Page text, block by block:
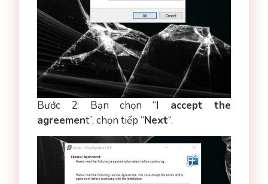
Bước 2: Bạn chọn “I accept the
agreement”, chọn tiếp “Next“.